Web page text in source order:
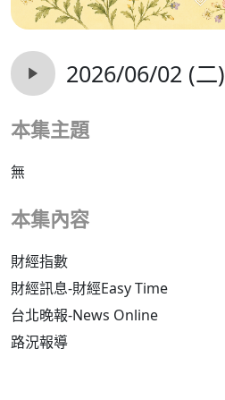
2026/06/02 (二)
本集主題
無
本集內容
財經指數
財經訊息-財經Easy Time
台北晚報-News Online
路況報導